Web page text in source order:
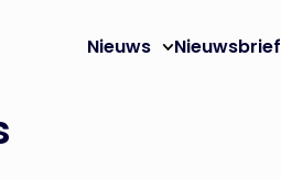
Nieuws Nieuwsbrief